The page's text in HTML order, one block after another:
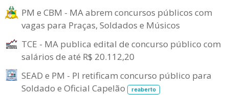
PM e CBM - MA abrem concursos públicos com
vagas para Praças, Soldados e Músicos
TCE - MA publica edital de concurso público com
salários de até R$ 20.112,20
SEAD e PM - PI retificam concurso público para
Soldado e Oficial Capelão
reaberto